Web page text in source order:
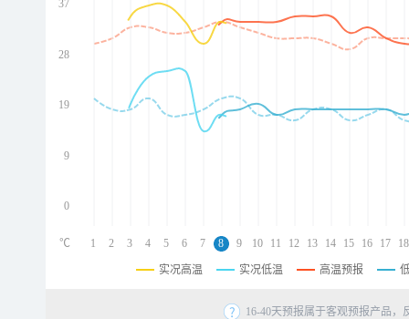
37
28
19
9
0
1 2 3 4 5 6 7 8 9 10 11 12 13 14 15 16 17 18
℃
实况高温 实况低温 高温预报
16-40天预报属于客观预报产品